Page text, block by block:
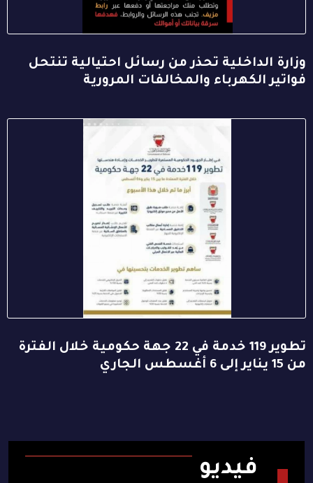
وزارة الداخلية تحذر من رسائل احتيالية تنتحل
فواتير الكهرباء والمخالفات المرورية
تطوير 119 خدمة في 22 جهة حكومية خلال الفترة
من 15 يناير إلى 6 أغسطس الجاري
فيديو